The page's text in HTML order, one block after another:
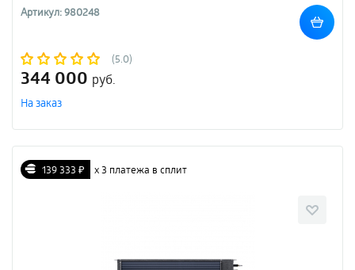
Артикул: 980248
(5.0)
344 000 руб.
На заказ
139 333 ₽ х 3 платежа в сплит